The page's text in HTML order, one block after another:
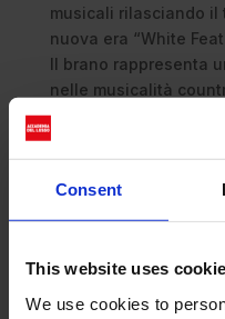
Consent
This website uses
We use cookies to
musicali rilasciando il
nuova era “White
Il brano rappresenta
nelle musicalità
caratterizzare il nuovo
Recent
Dolce Vita Riviera